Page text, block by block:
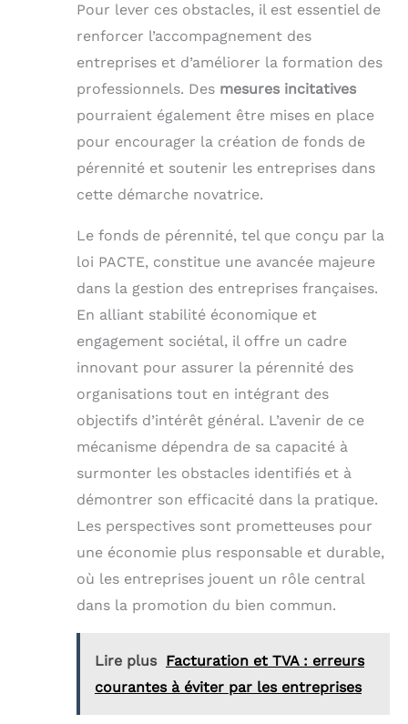
Pour lever ces obstacles, il est essentiel de
renforcer l’accompagnement des
entreprises et d’améliorer la formation des
professionnels. Des mesures incitatives
pourraient également être mises en place
pour encourager la création de fonds de
pérennité et soutenir les entreprises dans
cette démarche novatrice.
Le fonds de pérennité, tel que conçu par la
loi PACTE, constitue une avancée majeure
dans la gestion des entreprises françaises.
En alliant stabilité économique et
engagement sociétal, il offre un cadre
innovant pour assurer la pérennité des
organisations tout en intégrant des
objectifs d’intérêt général. L’avenir de ce
mécanisme dépendra de sa capacité à
surmonter les obstacles identifiés et à
démontrer son efficacité dans la pratique.
Les perspectives sont prometteuses pour
une économie plus responsable et durable,
où les entreprises jouent un rôle central
dans la promotion du bien commun.
Lire plus Facturation et TVA : erreurs
courantes à éviter par les entreprises